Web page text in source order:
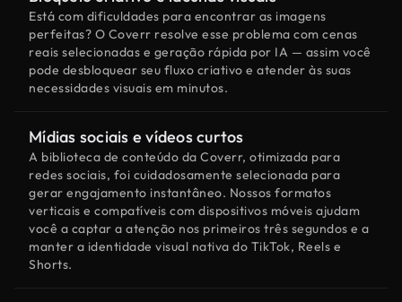
Está com dificuldades para encontrar as imagens
perfeitas? O Coverr resolve esse problema com cenas
reais selecionadas e geração rápida por IA — assim você
pode desbloquear seu fluxo criativo e atender às suas
necessidades visuais em minutos.
Mídias sociais e vídeos curtos
A biblioteca de conteúdo da Coverr, otimizada para
redes sociais, foi cuidadosamente selecionada para
gerar engajamento instantâneo. Nossos formatos
verticais e compatíveis com dispositivos móveis ajudam
você a captar a atenção nos primeiros três segundos e a
manter a identidade visual nativa do TikTok, Reels e
Shorts.